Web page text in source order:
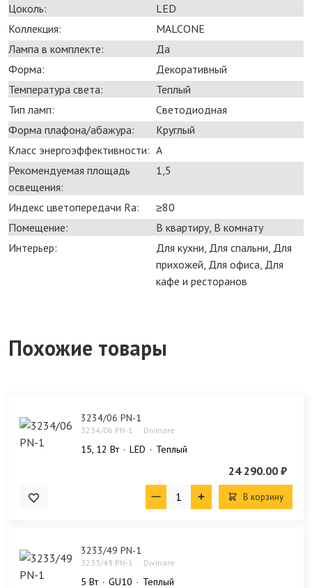
Цоколь:
LED
Коллекция:
MALCONE
Лампа в комплекте:
Да
Форма:
Декоративный
Температура света:
Теплый
Тип ламп:
Светодиодная
Форма плафона/абажура:
Круглый
Класс энергоэффективности: А
Рекомендуемая площадь
освещения:
1,5
Индекс цветопередачи Ra:
≥80
Помещение:
В квартиру, В комнату
Интерьер:
Для кухни, Для спальни, Для
прихожей, Для офиса, Для
кафе и ресторанов
Похожие товары
3234/06 PN-1
3234/06 PN-1 Divinare
15, 12 Bт LED Теплый
24 290.00 ₽
В корзину
3233/49 PN-1
3233/49 PN-1 Divinare
5 Bт GU10 Теплый